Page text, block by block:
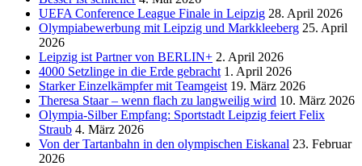
UEFA Conference League Finale in Leipzig 28. April 2026
Olympiabewerbung mit Leipzig und Markkleeberg 25. April
2026
Leipzig ist Partner von BERLIN+ 2. April 2026
4000 Setzlinge in die Erde gebracht 1. April 2026
Starker Einzelkämpfer mit Teamgeist 19. März 2026
Theresa Staar – wenn flach zu langweilig wird 10. März 2026
Olympia-Silber Empfang: Sportstadt Leipzig feiert Felix
Straub 4. März 2026
Von der Tartanbahn in den olympischen Eiskanal 23. Februar
2026